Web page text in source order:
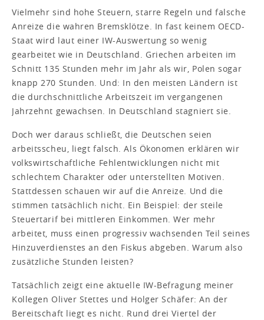
Vielmehr sind hohe Steuern, starre Regeln und falsche
Anreize die wahren Bremsklötze. In fast keinem OECD-
Staat wird laut einer IW-Auswertung so wenig
gearbeitet wie in Deutschland. Griechen arbeiten im
Schnitt 135 Stunden mehr im Jahr als wir, Polen sogar
knapp 270 Stunden. Und: In den meisten Ländern ist
die durchschnittliche Arbeitszeit im vergangenen
Jahrzehnt gewachsen. In Deutschland stagniert sie.
Doch wer daraus schließt, die Deutschen seien
arbeitsscheu, liegt falsch. Als Ökonomen erklären wir
volkswirtschaftliche Fehlentwicklungen nicht mit
schlechtem Charakter oder unterstellten Motiven.
Stattdessen schauen wir auf die Anreize. Und die
stimmen tatsächlich nicht. Ein Beispiel: der steile
Steuertarif bei mittleren Einkommen. Wer mehr
arbeitet, muss einen progressiv wachsenden Teil seines
Hinzuverdienstes an den Fiskus abgeben. Warum also
zusätzliche Stunden leisten?
Tatsächlich zeigt eine aktuelle IW-Befragung meiner
Kollegen Oliver Stettes und Holger Schäfer: An der
Bereitschaft liegt es nicht. Rund drei Viertel der